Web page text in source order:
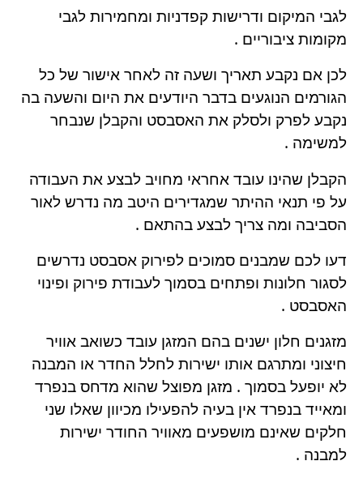
לגבי המיקום ודרישות קפדניות ומחמירות לגבי
מקומות ציבוריים .
לכן אם נקבע תאריך ושעה זה לאחר אישור של כל
הגורמים הנוגעים בדבר היודעים את היום והשעה בה
נקבע לפרק ולסלק את האסבסט והקבלן שנבחר
למשימה .
הקבלן שהינו עובד אחראי מחויב לבצע את העבודה
על פי תנאי ההיתר שמגדירים היטב מה נדרש לאור
הסביבה ומה צריך לבצע בהתאם .
דעו לכם שמבנים סמוכים לפירוק אסבסט נדרשים
לסגור חלונות ופתחים בסמוך לעבודת פירוק ופינוי
האסבסט .
מזגנים חלון ישנים בהם המזגן עובד כשואב אוויר
חיצוני ומתרגם אותו ישירות לחלל החדר או המבנה
לא יופעל בסמוך . מזגן מפוצל שהוא מדחס בנפרד
ומאייד בנפרד אין בעיה להפעילו מכיוון שאלו שני
חלקים שאינם מושפעים מאוויר החודר ישירות
למבנה .